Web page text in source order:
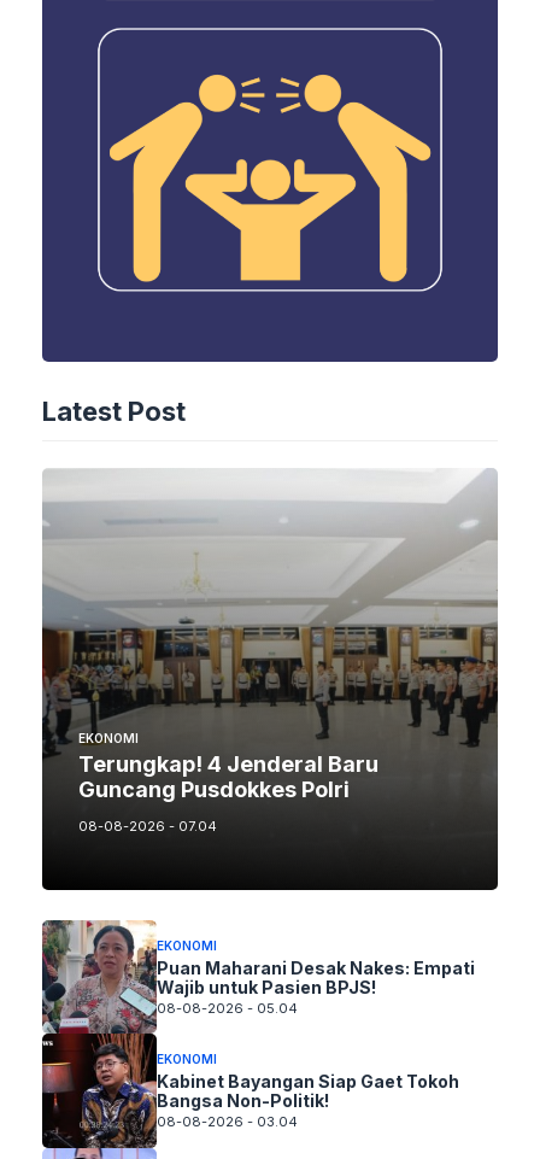
Latest Post
EKONOMI
Terungkap! 4 Jenderal Baru
Guncang Pusdokkes Polri
08-08-2026 - 07.04
EKONOMI
Puan Maharani Desak Nakes: Empati
Wajib untuk Pasien BPJS!
08-08-2026 - 05.04
EKONOMI
Kabinet Bayangan Siap Gaet Tokoh
Bangsa Non-Politik!
08-08-2026 - 03.04